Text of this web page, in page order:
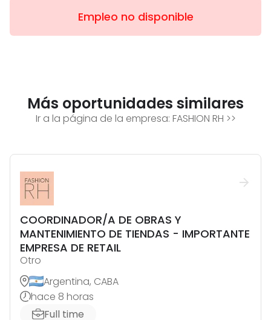
Empleo no disponible
Más oportunidades similares
Ir a la página de la empresa: FASHION RH >>
COORDINADOR/A DE OBRAS Y
MANTENIMIENTO DE TIENDAS - IMPORTANTE
EMPRESA DE RETAIL
Otro
Argentina, CABA
hace 8 horas
Full time